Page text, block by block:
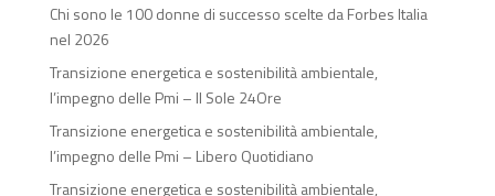
Chi sono le 100 donne di successo scelte da Forbes Italia
nel 2026
Transizione energetica e sostenibilità ambientale,
l’impegno delle Pmi – Il Sole 24Ore
Transizione energetica e sostenibilità ambientale,
l’impegno delle Pmi – Libero Quotidiano
Transizione energetica e sostenibilità ambientale,